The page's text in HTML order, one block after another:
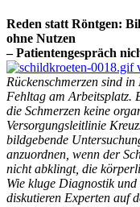
Reden statt Röntgen:
ohne Nutzen
– Patientengespräch
Rückenschmerzen sind
Fehltag am Arbeitsplatz.
die Schmerzen keine
Versorgungsleitlinie
bildgebende
anzuordnen, wenn der
nicht abklingt, die
Wie kluge Diagnostik und
diskutieren Experten auf